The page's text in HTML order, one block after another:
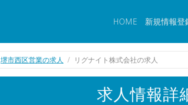
HOME 新規情報登
堺市西区営業の求人 リグナイト株式会社の求人
求人情報詳